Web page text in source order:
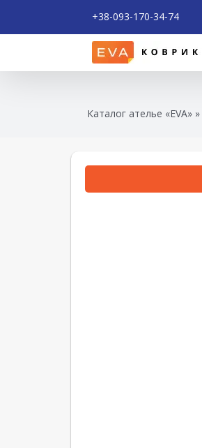
+38-093-170-34-74
Каталог ателье «EVA»»